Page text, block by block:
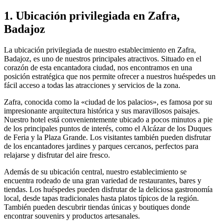
1. Ubicación privilegiada en Zafra,
Badajoz
La ubicación privilegiada de nuestro establecimiento en Zafra,
Badajoz, es uno de nuestros principales atractivos. Situado en el
corazón de esta encantadora ciudad, nos encontramos en una
posición estratégica que nos permite ofrecer a nuestros huéspedes un
fácil acceso a todas las atracciones y servicios de la zona.
Zafra, conocida como la «ciudad de los palacios», es famosa por su
impresionante arquitectura histórica y sus maravillosos paisajes.
Nuestro hotel está convenientemente ubicado a pocos minutos a pie
de los principales puntos de interés, como el Alcázar de los Duques
de Feria y la Plaza Grande. Los visitantes también pueden disfrutar
de los encantadores jardines y parques cercanos, perfectos para
relajarse y disfrutar del aire fresco.
Además de su ubicación central, nuestro establecimiento se
encuentra rodeado de una gran variedad de restaurantes, bares y
tiendas. Los huéspedes pueden disfrutar de la deliciosa gastronomía
local, desde tapas tradicionales hasta platos típicos de la región.
También pueden descubrir tiendas únicas y boutiques donde
encontrar souvenirs y productos artesanales.